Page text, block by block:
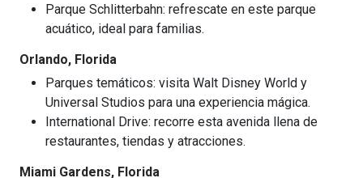
Parque Schlitterbahn: refrescate en este parque
acuático, ideal para familias.
Orlando, Florida
Parques temáticos: visita Walt Disney World y
Universal Studios para una experiencia mágica.
International Drive: recorre esta avenida llena de
restaurantes, tiendas y atracciones.
Miami Gardens, Florida